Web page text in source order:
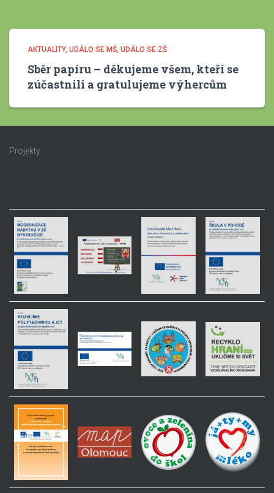
AKTUALITY UDÁLO SE MŠ UDÁLO SE ZŠ
Sběr papíru – děkujeme všem, kteří se
zúčastnili a gratulujeme výhercům
Projekty